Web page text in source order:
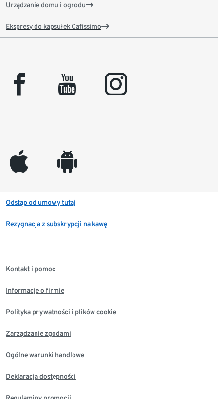
Urządzanie domu i ogrodu
Ekspresy do kapsułek Cafissimo
facebook youtube instagram
appleinc android
Odstąp od umowy tutaj
Rezygnacja z subskrypcji na kawę
Kontakt i pomoc
Informacje o firmie
Polityka prywatności i plików cookie
Zarządzanie zgodami
Ogólne warunki handlowe
Deklaracja dostępności